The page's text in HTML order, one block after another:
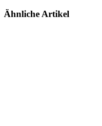
Ähnliche Artikel